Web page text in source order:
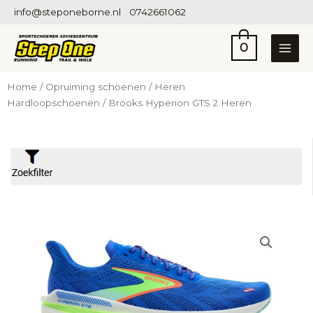
inhoud
info@steponeborne.nl 0742661062
0
Home / Opruiming schoenen / Heren
Hardloopschoenen / Brooks Hyperion GTS 2 Heren
—€849
Categorieën